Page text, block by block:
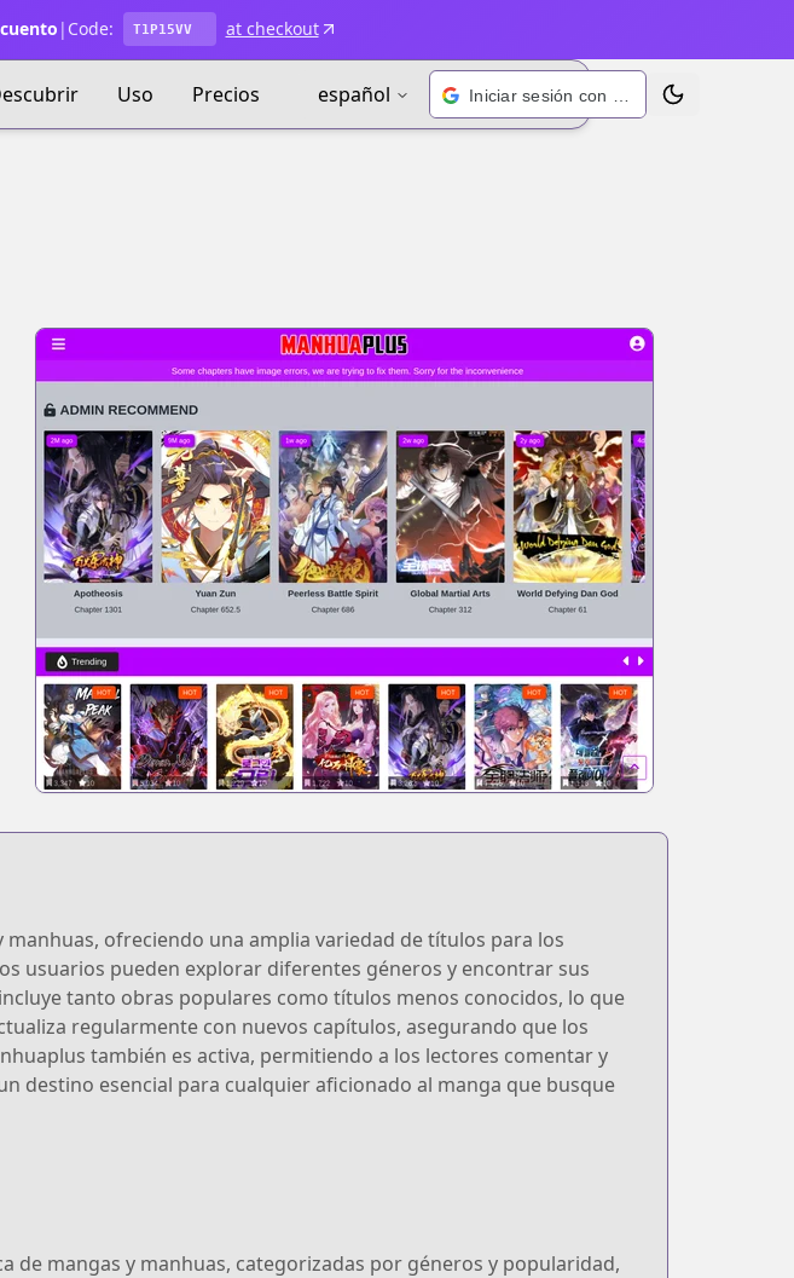
| Code: T1P15VV at checkout
Uso Precios español Alternar tema
ofreciendo una amplia variedad de títulos para los
usuarios pueden explorar diferentes géneros y encontrar sus
tanto obras populares como títulos menos conocidos, lo que
regularmente con nuevos capítulos, asegurando que los
también es activa, permitiendo a los lectores comentar y
destino esencial para cualquier aficionado al manga que busque
de mangas y manhuas, categorizadas por géneros y popularidad,